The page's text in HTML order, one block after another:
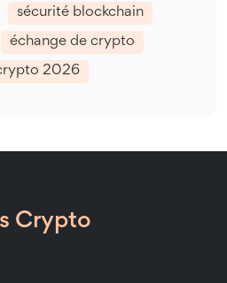
sécurité blockchain
échange de crypto
2026
Crypto